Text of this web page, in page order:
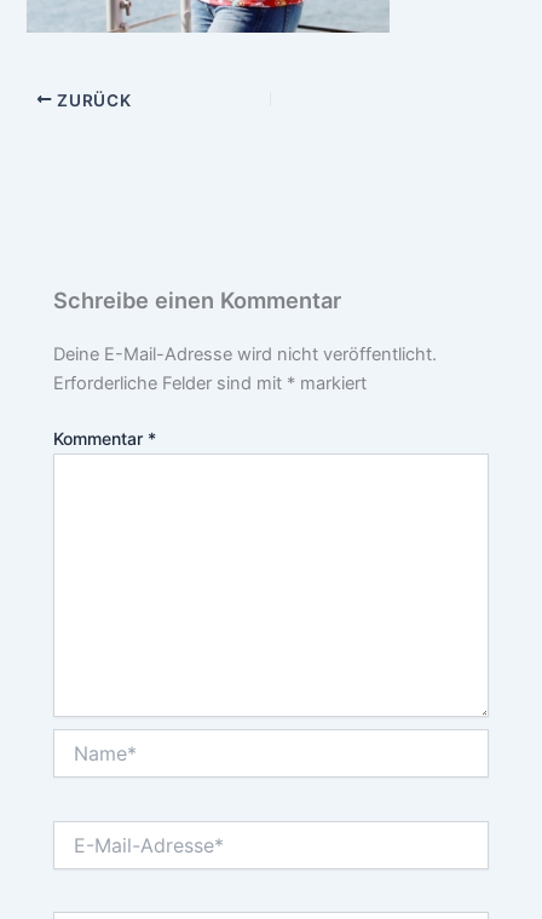
ZURÜCK
Schreibe einen Kommentar
Deine E-Mail-Adresse wird nicht veröffentlicht.
Erforderliche Felder sind mit * markiert
Kommentar *
Mail-